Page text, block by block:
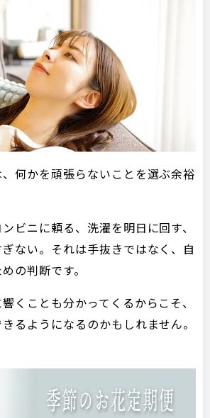
何かを頑張らないことを選ぶ余裕
ビニに頼る、洗濯を明日に回す、
ない。それは手抜きではなく、自
の判断です。
くことも分かってくるからこそ、
るようになるのかもしれません。